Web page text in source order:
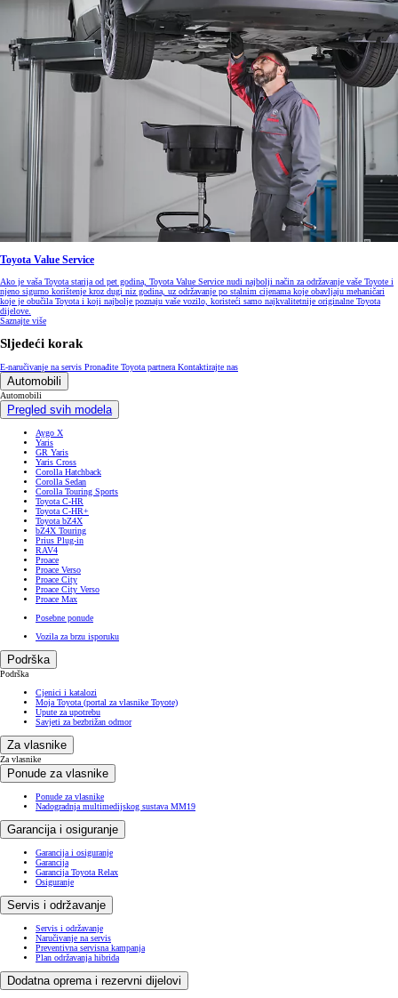
Toyota Value Service
Ako je vaša Toyota starija od pet godina, Toyota Value Service nudi najbolji način za održavanje vaše Toyote i
njeno sigurno korištenje kroz dugi niz godina, uz održavanje po stalnim cijenama koje obavljaju mehaničari
koje je obučila Toyota i koji najbolje poznaju vaše vozilo, koristeći samo najkvalitetnije originalne Toyota
dijelove.
Saznajte više
Sljedeći korak
E-naručivanje na servis Pronađite Toyota partneraKontaktirajte nas
Automobili
Automobili
Pregled svih modela
Aygo X
Yaris
GR Yaris
Yaris Cross
Corolla Hatchback
Corolla Sedan
Corolla Touring Sports
Toyota C-HR
Toyota C-HR+
Toyota bZ4X
bZ4X Touring
Prius Plug-in
RAV4
Proace
Proace Verso
Proace City
Proace City Verso
Proace Max
Posebne ponude
Vozila za brzu isporuku
Podrška
Podrška
Cjenici i katalozi
Moja Toyota (portal za vlasnike Toyote)
Upute za upotrebu
Savjeti za bezbrižan odmor
Za vlasnike
Za vlasnike
Ponude za vlasnike
Ponude za vlasnike
Nadogradnja multimedijskog sustava MM19
Garancija i osiguranje
Garancija i osiguranje
Garancija
Garancija Toyota Relax
Osiguranje
Servis i održavanje
Servis i održavanje
Naručivanje na servis
Preventivna servisna kampanja
Plan održavanja hibrida
Dodatna oprema i rezervni dijelovi